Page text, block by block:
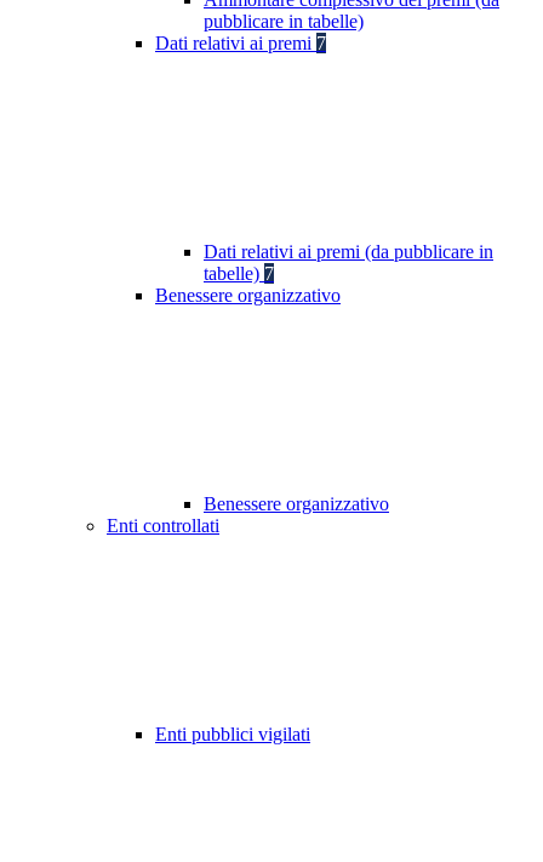
pubblicare in tabelle)
Dati relativi ai premi 7
Dati relativi ai premi (da pubblicare in
tabelle) 7
Benessere organizzativo
Benessere organizzativo
Enti controllati
Enti pubblici vigilati